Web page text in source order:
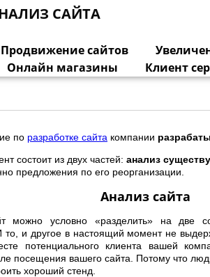
САЙТА
Продвижение сайтов
Онлайн магазины Клиент
по разработке сайта компании
состоит из двух частей: анализ
предложения по его реорганизации.
Анализ сайта
можно условно «разделить» на две
и другое в настоящий момент не
потенциального клиента вашей
посещения вашего сайта. Потому что
хороший стенд.